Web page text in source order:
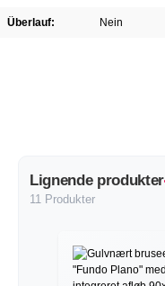
Überlauf: Nein
Lignende produkter
11 Produkter